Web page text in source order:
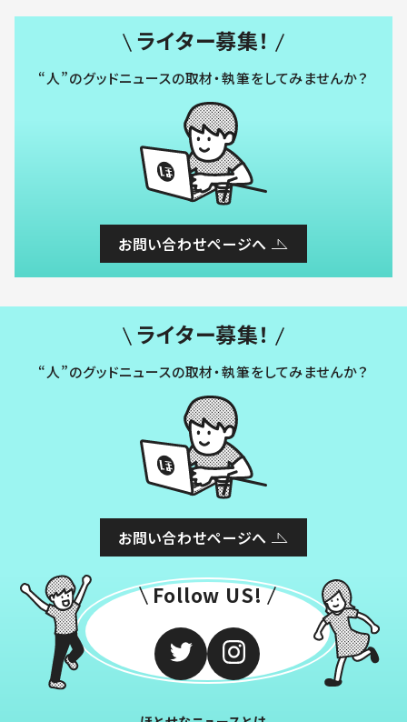
ライター募集！
“人”のグッドニュースの取材・執筆をしてみませんか？
お問い合わせページへ
ライター募集！
“人”のグッドニュースの取材・執筆をしてみませんか？
お問い合わせページへ
Follow US!